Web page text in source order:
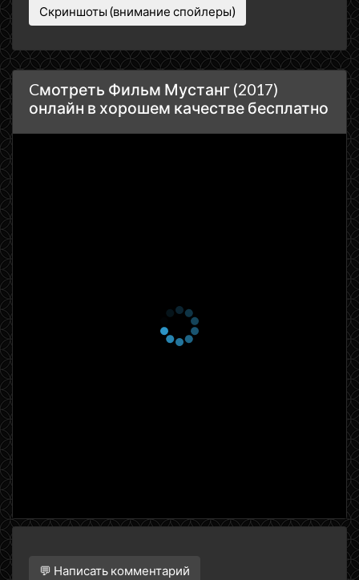
Скриншоты (внимание спойлеры)
Cмотреть Фильм Мустанг (2017)
онлайн в хорошем качестве бесплатно
💬 Написать комментарий